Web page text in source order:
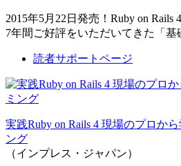
2015年5月22日発売！Ruby on Rails
7年間ご好評をいただいてきた「基
読者サポートページ
実践Ruby on Rails 4 現場のプロか
ング
（インプレス・ジャパン）